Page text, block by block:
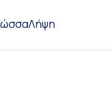
Λήψη